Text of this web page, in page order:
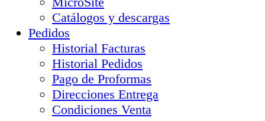
Catálogos y descargas
Pedidos
Historial Facturas
Historial Pedidos
Pago de Proformas
Direcciones Entrega
Condiciones Venta